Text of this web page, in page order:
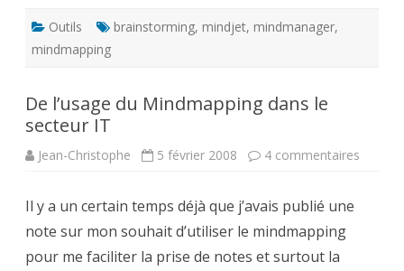
Outils brainstorming, mindjet, mindmanager,
mindmapping
De l’usage du Mindmapping dans le
secteur IT
Jean-Christophe 5 février 2008 4 commentaires
Il y a un certain temps déjà que j’avais publié une
note sur mon souhait d’utiliser le mindmapping
pour me faciliter la prise de notes et surtout la